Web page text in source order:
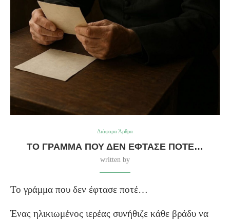
Διάφορα Άρθρα
ΤΟ ΓΡΆΜΜΑ ΠΟΥ ΔΕΝ ΈΦΤΑΣΕ ΠΟΤΈ…
written by
Το γράμμα που δεν έφτασε ποτέ…
Ένας ηλικιωμένος ιερέας συνήθιζε κάθε βράδυ να